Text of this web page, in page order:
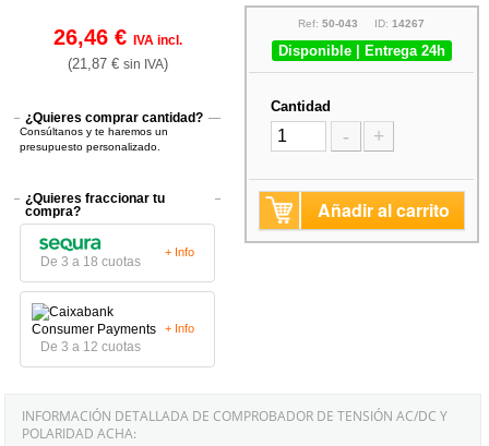
26,46 € IVA incl.
(21,87 € sin IVA)
¿Quieres comprar cantidad?
Consúltanos y te haremos un
presupuesto personalizado.
¿Quieres fraccionar tu
compra?
De 3 a 18 cuotas
+ Info
De 3 a 12 cuotas
+ Info
Ref:50-043 ID:14267
Disponible | Entrega 24h
Cantidad
- +
Añadir al carrito
INFORMACIÓN DETALLADA DE COMPROBADOR DE TENSIÓN AC/DC Y
POLARIDAD ACHA: